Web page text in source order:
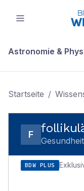
Astronomie &
Startseite /
F
BDW PLUS